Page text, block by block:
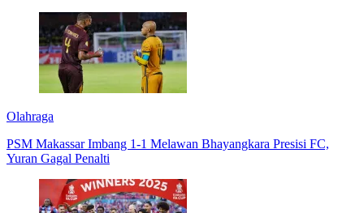
Olahraga
PSM Makassar Imbang 1-1 Melawan Bhayangkara Presisi FC,
Yuran Gagal Penalti